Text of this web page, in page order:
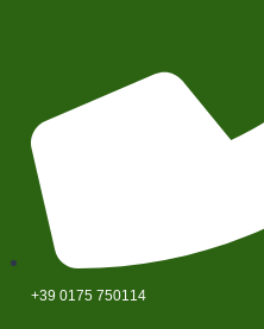
+39 0175 750114